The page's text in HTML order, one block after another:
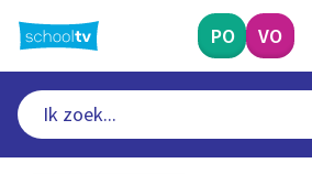
naar
hoofdinhoud
PO VO